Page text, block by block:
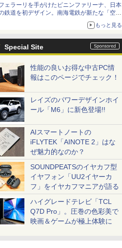
ェラーリを手がけたピニンファリーナ、日本
鉄道を初デザイン。南海電鉄が新たな「空港
もっと見る
Special Site
性能の良いお得な中古PC情
報はこのページでチェック！
レイズのパワーデザインホイ
ール「M6」に新色登場!!
AIスマートノートの
iFLYTEK「AINOTE 2」はな
ぜ魅力的なのか？
SOUNDPEATSのイヤカフ型
イヤフォン「UU2イヤーカ
フ」をイヤカフマニアが語る
ハイグレードテレビ「TCL
Q7D Pro」。圧巻の色彩美で
映画＆ゲームが極上体験に